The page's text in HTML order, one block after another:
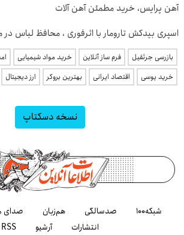
آهن پرایس، خرید مطمئن آهن آلات
اسپری بیدکش تارومار با اثرفوری ، محافظ لباس در
بازرسی جرثقیل فرم ساز آنلاین خرید مواد شیمیایی
خرید یوسی
اقتصاد ایرانی بهترین بروکر ارز دیجیتال
نسخه دسکتاپ
شبکه۱۰۰ صدسالگی هم‌زبان صدای
انتشارات
آرشیو RSS